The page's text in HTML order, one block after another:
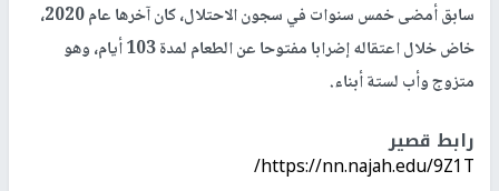
سابق أمضى خمس سنوات في سجون الاحتلال، كان آخرها عام 2020،
خاض خلال اعتقاله إضرابا مفتوحا عن الطعام لمدة 103 أيام، وهو
متزوج وأب لستة أبناء.
رابط قصير
https://nn.najah.edu/9Z1T/